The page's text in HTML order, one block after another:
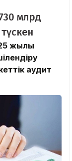
млрд
жылғы
аудит